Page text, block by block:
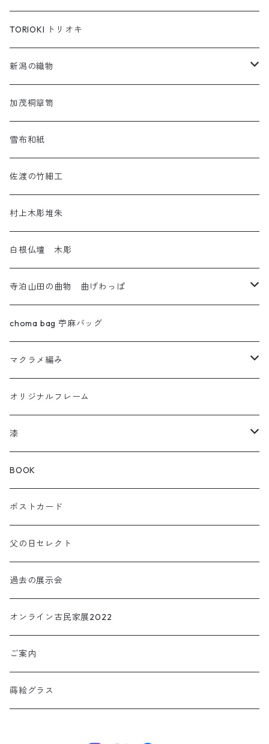
コイオキ in 小千谷縮
もちねこ
ちゃめねこ
ねんねこ
アートネコ
TORIOKI トリオキ
新潟の織物
羽越しな布
塩沢織物・越後上布
小千谷織物
十日町織物
加茂桐簞笥
雪布和紙
佐渡の竹細工
村上木彫堆朱
白根仏壇 木彫
寺泊山田の曲物 曲げわっぱ
わっぱセイロ
ウルトラセブン
曲輪の弁当箱
曲輪スツール
曲輪の球体
choma bag 苧麻バッグ
マクラメ編み
フクロウ
カメレオン
チャーム
オリジナルフレーム
漆
箸おき
KOIOKI コイオキ
NEKOOKI ネコオキ
ぐい呑み・カップ
アクセサリー
小物・インテリア
TORIOKI トリオキ
BOOK
ポストカード
父の日セレクト
過去の展示会
オンライン古民家展2022
ご案内
蒔絵グラス